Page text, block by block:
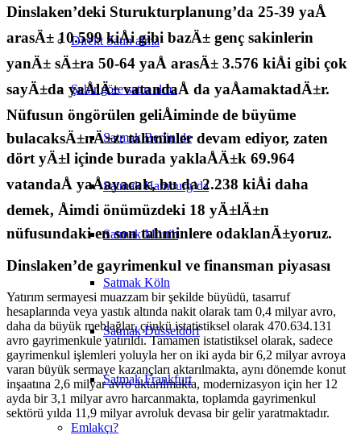
Direkt Satın alma
Şehir göre satın alma
Satmak Berlin’de
Satmak Hamburg’da
Satmak Münih
Satmak Köln
Satmak Düsseldorf
Satmak Frankfurt
Emlakçı?
Dinslaken’deki Sturukturplanung’da 25-39 yaÅ
arasÄ± 10.599 kiÅi gibi bazÄ± genç sakinlerin
yanÄ± sÄ±ra 50-64 yaÅ arasÄ± 3.576 kiÅi gibi çok
sayÄ±da yaÅlÄ± vatandaÅ da yaÅamaktadÄ±r.
Nüfusun öngörülen geliÅiminde de büyüme
bulacaksÄ±nÄ±z: tahminler devam ediyor, zaten
dört yÄ±l içinde burada yaklaÅÄ±k 69.964
vatandaÅ yaÅayacak, bu da 2.238 kiÅi daha
demek, Åimdi önümüzdeki 18 yÄ±lÄ±n
nüfusundaki en son tahminlere odaklanÄ±yoruz.
Dinslaken’de gayrimenkul ve finansman piyasası
Yatırım sermayesi muazzam bir şekilde büyüdü, tasarruf
hesaplarında veya yastık altında nakit olarak tam 0,4 milyar avro,
daha da büyük meblağlar, çünkü istatistiksel olarak 470.634.131
avro gayrimenkule yatırıldı. Tamamen istatistiksel olarak, sadece
gayrimenkul işlemleri yoluyla her on iki ayda bir 6,2 milyar avroya
varan büyük sermaye kazançları aktarılmakta, aynı dönemde konut
inşaatına 2,6 milyar avro aktarılmakta, modernizasyon için her 12
ayda bir 3,1 milyar avro harcanmakta, toplamda gayrimenkul
sektörü yılda 11,9 milyar avroluk devasa bir gelir yaratmaktadır.